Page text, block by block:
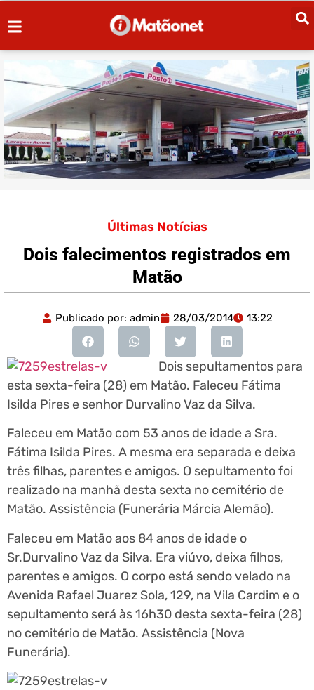
Últimas Notícias
Dois falecimentos registrados em
Matão
Publicado por: admin 28/03/2014 13:22
Dois sepultamentos para
esta sexta-feira (28) em Matão. Faleceu Fátima
Isilda Pires e senhor Durvalino Vaz da Silva.
Faleceu em Matão com 53 anos de idade a Sra.
Fátima Isilda Pires. A mesma era separada e deixa
três filhas, parentes e amigos. O sepultamento foi
realizado na manhã desta sexta no cemitério de
Matão. Assistência (Funerária Márcia Alemão).
Faleceu em Matão aos 84 anos de idade o
Sr.Durvalino Vaz da Silva. Era viúvo, deixa filhos,
parentes e amigos. O corpo está sendo velado na
Avenida Rafael Juarez Sola, 129, na Vila Cardim e o
sepultamento será às 16h30 desta sexta-feira (28)
no cemitério de Matão. Assistência (Nova
Funerária).